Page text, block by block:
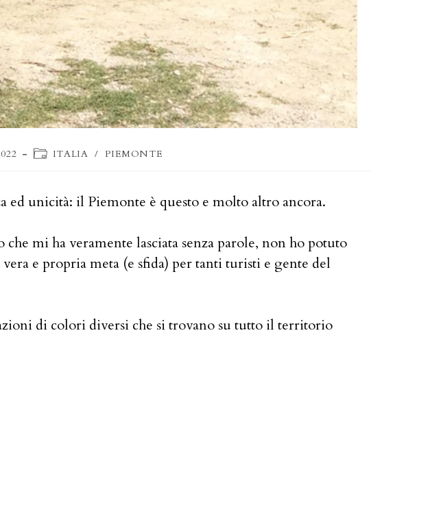
Categoria
ITALIA / PIEMONTE
ed unicità: il Piemonte è questo e molto altro ancora.
mi ha veramente lasciata senza parole, non ho potuto
e propria meta (e sfida) per tanti turisti e gente del
di colori diversi che si trovano su tutto il territorio